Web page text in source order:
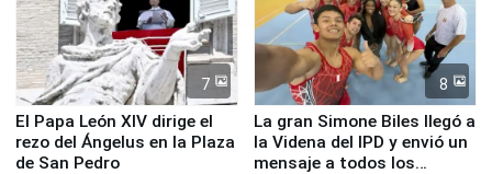
7
El Papa León XIV dirige el
rezo del Ángelus en la Plaza
de San Pedro
8
La gran Simone Biles llegó a
la Videna del IPD y envió un
mensaje a todos los